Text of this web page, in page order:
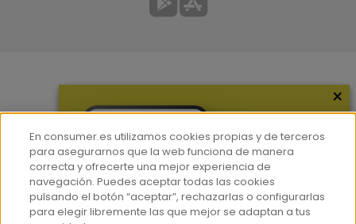
Hemeroteca
Contacto
Prensa
×
En consumer.es utilizamos cookies propias y de terceros
para asegurarnos que la web funciona de manera
correcta y ofrecerte una mejor experiencia de
navegación. Puedes aceptar todas las cookies
pulsando el botón “aceptar”, rechazarlas o configurarlas
para elegir libremente las que mejor se adaptan a tus